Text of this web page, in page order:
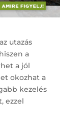
utazás
a
a jól
okozhat a
kezelés
ezzel